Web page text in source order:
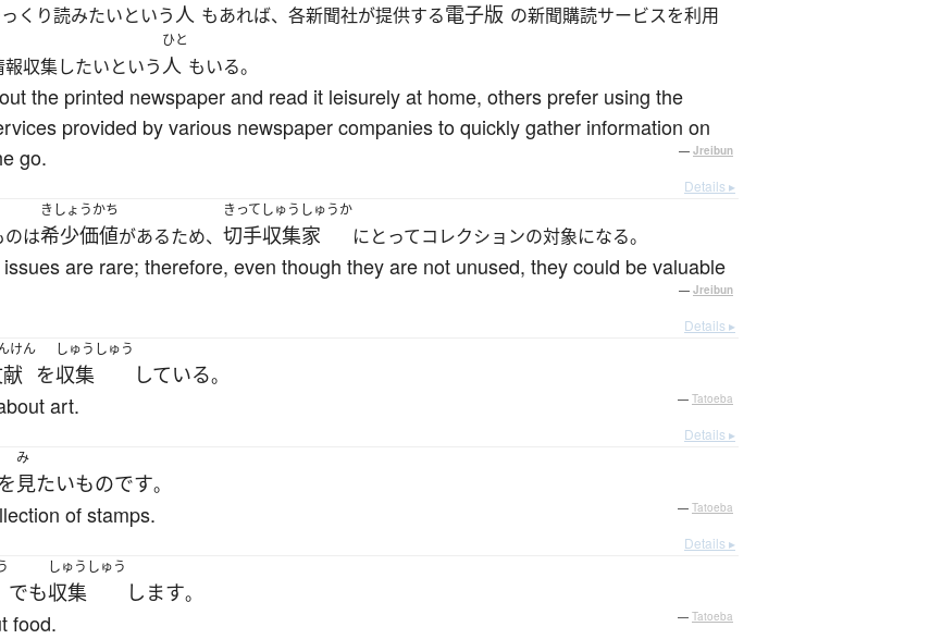
くり読みたいという人 もあれば、各新聞社が提供する電子版 の新聞購読サービスを利用
収集したいという
ひと
人 もいる。
the printed newspaper and read it leisurely at home, others prefer using the
provided by various newspaper companies to quickly gather information on
go.
— Jreibun
Details ▸
のは
きしょうかち
希少価値があるため、
きってしゅうしゅうか
切手収集家 にとってコレクションの対象になる。
are rare; therefore, even though they are not unused, they could be valuable
— Jreibun
Details ▸
けん
を
しゅうしゅう
収集 している。
art. — Tatoeba
Details ▸
を
み
見たいものです。
of stamps. — Tatoeba
Details ▸
でも
しゅうしゅう
収集 します。
food. — Tatoeba